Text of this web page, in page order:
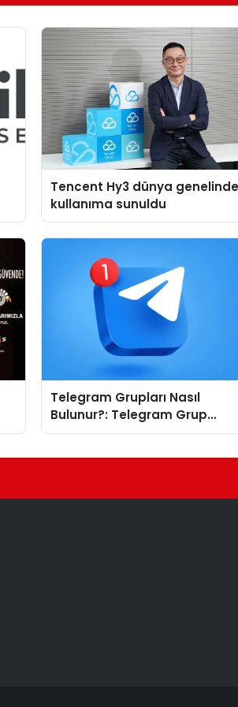
Tencent Hy3 dünya
kullanıma sunuldu
Telegram Grupları Nasıl
Bulunur?: Telegram Grup
Tanıtımı İçin Kategori Seçimi